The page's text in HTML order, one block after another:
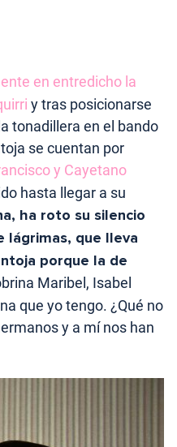
en entredicho la
y tras posicionarse
tonadillera en el bando
se cuentan por
y Cayetano
hasta llegar a su
ha roto su silencio
lágrimas, que lleva
porque la de
Maribel, Isabel
que yo tengo. ¿Qué no
y a mí nos han